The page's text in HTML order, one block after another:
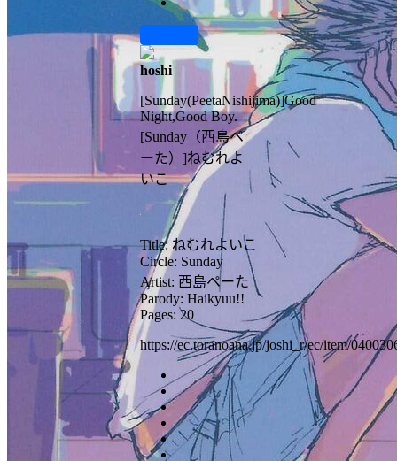
hoshi
[Sunday(PeetaNishijima)]Good
Night,Good Boy.
[Sunday（西島ペ
ーた）]ねむれよ
いこ
Title: ねむれよいこ
Circle: Sunday
Artist: 西島ペーた
Parody: Haikyuu!!
Pages: 20
https://ec.toranoana.jp/joshi_r/ec/item/